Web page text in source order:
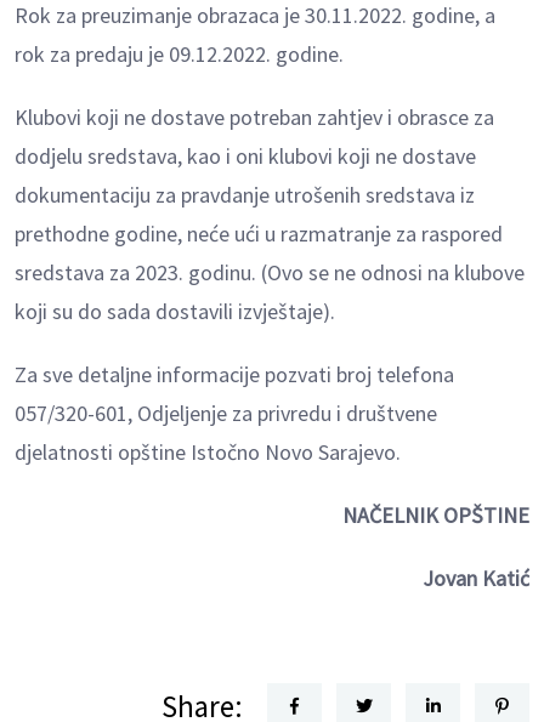
Rok za preuzimanje obrazaca je 30.11.2022. godine, a
rok za predaju je 09.12.2022. godine.
Klubovi koji ne dostave potreban zahtjev i obrasce za
dodjelu sredstava, kao i oni klubovi koji ne dostave
dokumentaciju za pravdanje utrošenih sredstava iz
prethodne godine, neće ući u razmatranje za raspored
sredstava za 2023. godinu. (Ovo se ne odnosi na klubove
koji su do sada dostavili izvještaje).
Za sve detalјne informacije pozvati broj telefona
057/320-601, Odjelјenje za privredu i društvene
djelatnosti opštine Istočno Novo Sarajevo.
NAČELNIK OPŠTINE
Jovan Katić
Share: